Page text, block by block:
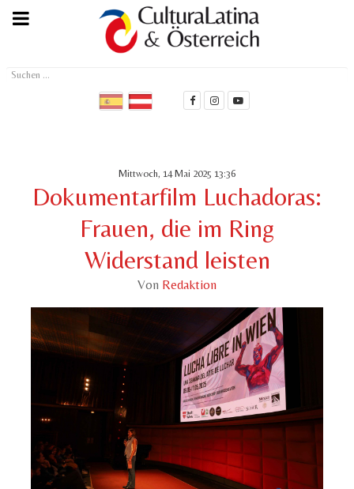
Suchen
Mittwoch, 14 Mai 2025 13:36
Dokumentarfilm Luchadoras:
Frauen, die im Ring
Widerstand leisten
Von Redaktion